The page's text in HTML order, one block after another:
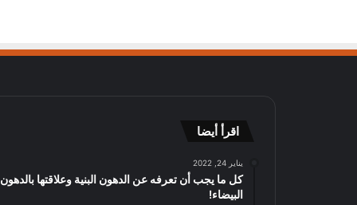
اقرأ أيضا
يناير 24, 2022
كل ما يجب أن تعرفه عن الدهون البنية وعلاقتها بالدهون
البيضاء!